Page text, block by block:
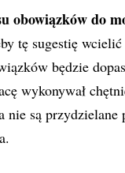
obowiązków do
tę sugestię
będzie
wykonywał
są przydzielane